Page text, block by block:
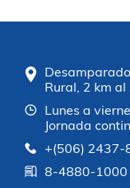
Rural, 2 km al
Lunes a
Jornada
+(506) 2437-
8-4880-1000